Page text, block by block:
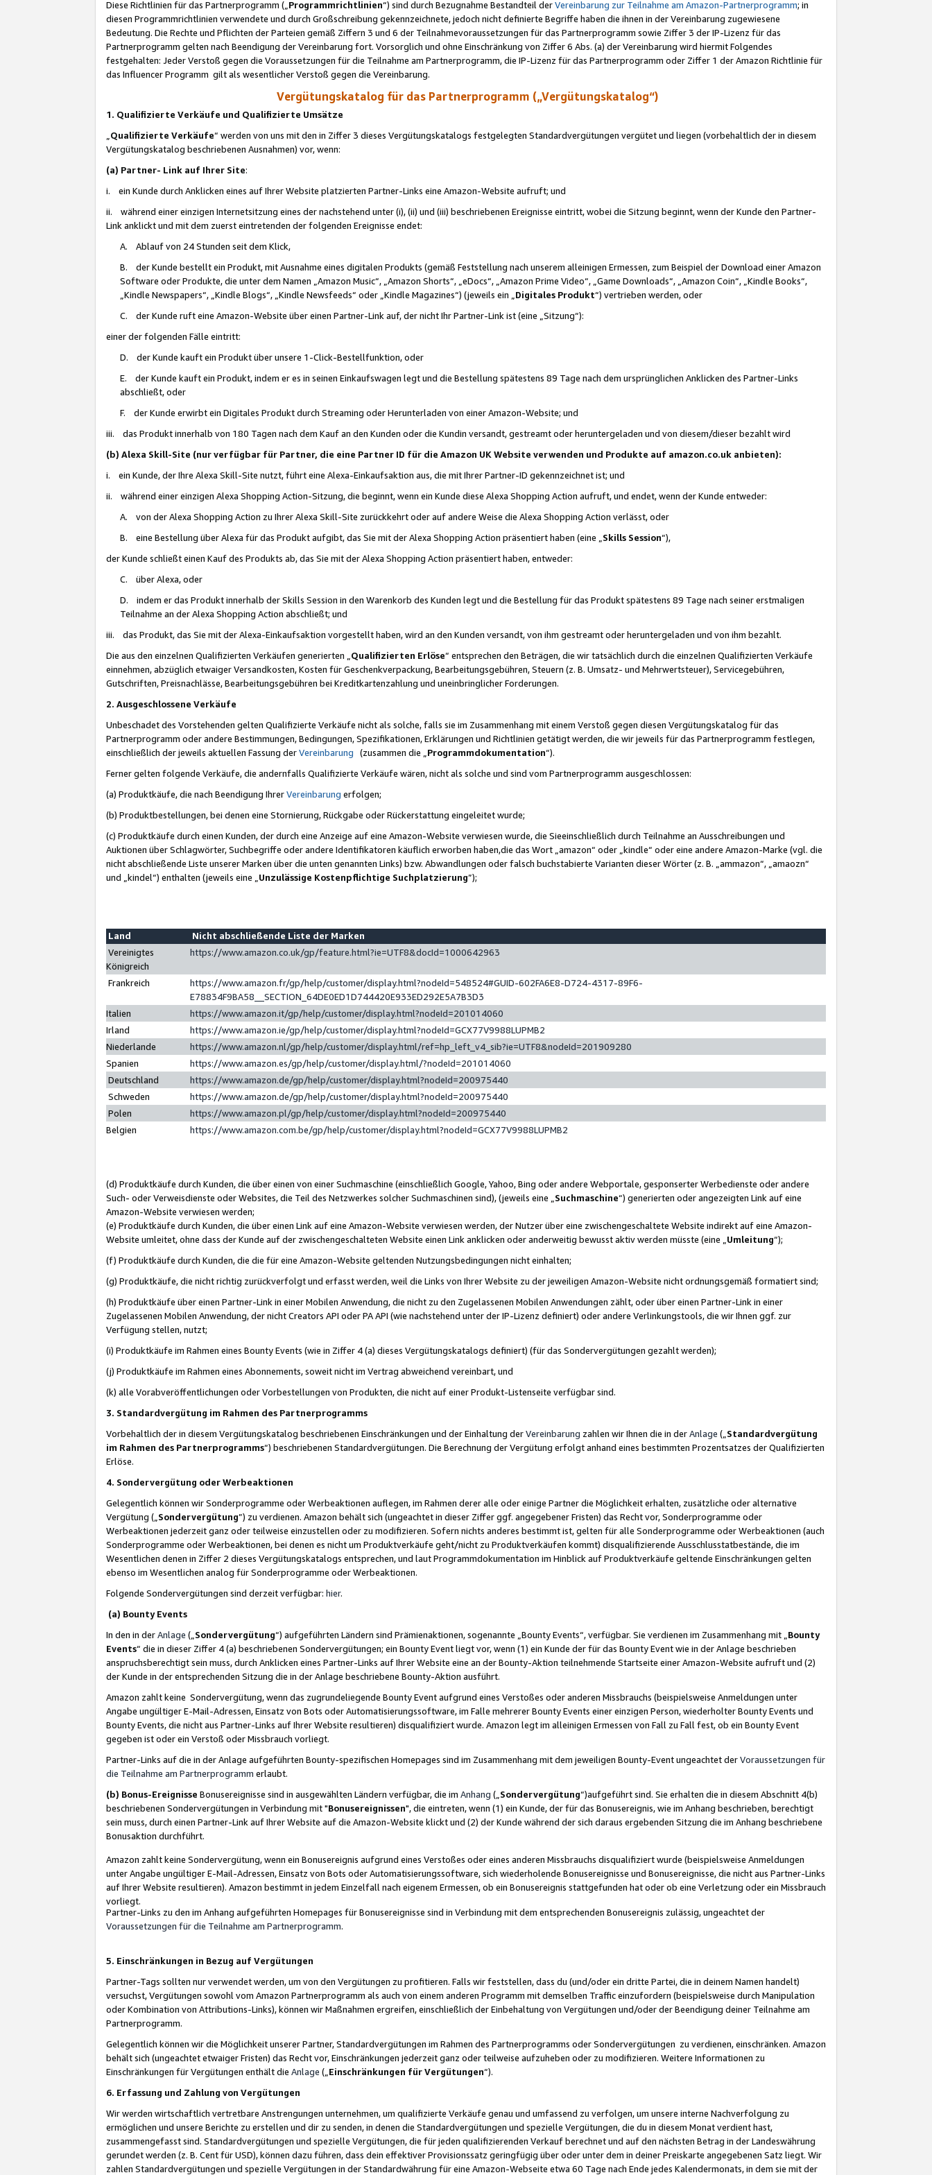
Diese Richtlinien für das Partnerprogramm („Programmrichtlinien“) sind durch Bezugnahme Bestandteil derVereinbarung zur Teilnahme am Amazon-Partnerprogramm; in
diesen Programmrichtlinien verwendete und durch Großschreibung gekennzeichnete, jedoch nicht definierte Begriffe haben die ihnen in der Vereinbarung zugewiesene
Bedeutung. Die Rechte und Pflichten der Parteien gemäß Ziffern 3 und 6 der Teilnahmevoraussetzungen für das Partnerprogramm sowie Ziffer 3 der IP-Lizenz für das
Partnerprogramm gelten nach Beendigung der Vereinbarung fort. Vorsorglich und ohne Einschränkung von Ziffer 6 Abs. (a) der Vereinbarung wird hiermit Folgendes
festgehalten: Jeder Verstoß gegen die Voraussetzungen für die Teilnahme am Partnerprogramm, die IP-Lizenz für das Partnerprogramm oder Ziffer 1 der Amazon Richtlinie für
das Influencer Programm gilt als wesentlicher Verstoß gegen die Vereinbarung.
Vergütungskatalog für das Partnerprogramm („Vergütungskatalog“)
1. Qualifizierte Verkäufe und Qualifizierte Umsätze
Qualifizierte Verkäufe“ werden von uns mit den in Ziffer 3 dieses Vergütungskatalogs festgelegten Standardvergütungen vergütet und liegen (vorbehaltlich der in diesem
Vergütungskatalog beschriebenen Ausnahmen) vor, wenn:
(a) Partner- Link auf Ihrer Site:
i. ein Kunde durch Anklicken eines auf Ihrer Website platzierten Partner-Links eine Amazon-Website aufruft; und
ii. während einer einzigen Internetsitzung eines der nachstehend unter (i), (ii) und (iii) beschriebenen Ereignisse eintritt, wobei die Sitzung beginnt, wenn der Kunde den Partner-
Link anklickt und mit dem zuerst eintretenden der folgenden Ereignisse endet:
A. Ablauf von 24 Stunden seit dem Klick,
B. der Kunde bestellt ein Produkt, mit Ausnahme eines digitalen Produkts (gemäß Feststellung nach unserem alleinigen Ermessen, zum Beispiel der Download einer Amazon
Software oder Produkte, die unter dem Namen „Amazon Music“, „Amazon Shorts“, „eDocs“, „Amazon Prime Video“, „Game Downloads“, „Amazon Coin“, „Kindle Books“,
„Kindle Newspapers“, „Kindle Blogs“, „Kindle Newsfeeds“ oder „Kindle Magazines“) (jeweils ein „ Digitales Produkt“) vertrieben werden, oder
C. der Kunde ruft eine Amazon-Website über einen Partner-Link auf, der nicht Ihr Partner-Link ist (eine „Sitzung“):
einer der folgenden Fälle eintritt:
D. der Kunde kauft ein Produkt über unsere 1-Click-Bestellfunktion, oder
E. der Kunde kauft ein Produkt, indem er es in seinen Einkaufswagen legt und die Bestellung spätestens 89 Tage nach dem ursprünglichen Anklicken des Partner-Links
abschließt, oder
F. der Kunde erwirbt ein Digitales Produkt durch Streaming oder Herunterladen von einer Amazon-Website; und
iii. das Produkt innerhalb von 180 Tagen nach dem Kauf an den Kunden oder die Kundin versandt, gestreamt oder heruntergeladen und von diesem/dieser bezahlt wird
(b) Alexa Skill-Site (nur verfügbar für Partner, die eine Partner ID für die Amazon UK Website verwenden und Produkte auf amazon.co.uk anbieten):
i. ein Kunde, der Ihre Alexa Skill-Site nutzt, führt eine Alexa-Einkaufsaktion aus, die mit Ihrer Partner-ID gekennzeichnet ist; und
ii. während einer einzigen Alexa Shopping Action-Sitzung, die beginnt, wenn ein Kunde diese Alexa Shopping Action aufruft, und endet, wenn der Kunde entweder:
A. von der Alexa Shopping Action zu Ihrer Alexa Skill-Site zurückkehrt oder auf andere Weise die Alexa Shopping Action verlässt, oder
B. eine Bestellung über Alexa für das Produkt aufgibt, das Sie mit der Alexa Shopping Action präsentiert haben (eine „ Skills Session“),
der Kunde schließt einen Kauf des Produkts ab, das Sie mit der Alexa Shopping Action präsentiert haben, entweder:
C. über Alexa, oder
D. indem er das Produkt innerhalb der Skills Session in den Warenkorb des Kunden legt und die Bestellung für das Produkt spätestens 89 Tage nach seiner erstmaligen
Teilnahme an der Alexa Shopping Action abschließt; und
iii. das Produkt, das Sie mit der Alexa-Einkaufsaktion vorgestellt haben, wird an den Kunden versandt, von ihm gestreamt oder heruntergeladen und von ihm bezahlt.
Die aus den einzelnen Qualifizierten Verkäufen generierten „ Qualifizierten Erlöse“ entsprechen den Beträgen, die wir tatsächlich durch die einzelnen Qualifizierten Verkäufe
einnehmen, abzüglich etwaiger Versandkosten, Kosten für Geschenkverpackung, Bearbeitungsgebühren, Steuern (z. B. Umsatz- und Mehrwertsteuer), Servicegebühren,
Gutschriften, Preisnachlässe, Bearbeitungsgebühren bei Kreditkartenzahlung und uneinbringlicher Forderungen.
2. Ausgeschlossene Verkäufe
Unbeschadet des Vorstehenden gelten Qualifizierte Verkäufe nicht als solche, falls sie im Zusammenhang mit einem Verstoß gegen diesen Vergütungskatalog für das
Partnerprogramm oder andere Bestimmungen, Bedingungen, Spezifikationen, Erklärungen und Richtlinien getätigt werden, die wir jeweils für das Partnerprogramm festlegen,
einschließlich der jeweils aktuellen Fassung derVereinbarung (zusammen die „ Programmdokumentation“).
Ferner gelten folgende Verkäufe, die andernfalls Qualifizierte Verkäufe wären, nicht als solche und sind vom Partnerprogramm ausgeschlossen:
(a) Produktkäufe, die nach Beendigung IhrerVereinbarung erfolgen;
(b) Produktbestellungen, bei denen eine Stornierung, Rückgabe oder Rückerstattung eingeleitet wurde;
(c) Produktkäufe durch einen Kunden, der durch eine Anzeige auf eine Amazon-Website verwiesen wurde, die Sieeinschließlich durch Teilnahme an Ausschreibungen und
Auktionen über Schlagwörter, Suchbegriffe oder andere Identifikatoren käuflich erworben haben,die das Wort „amazon“ oder „kindle“ oder eine andere Amazon-Marke (vgl. die
nicht abschließende Liste unserer Marken über die unten genannten Links) bzw. Abwandlungen oder falsch buchstabierte Varianten dieser Wörter (z. B. „ammazon“, „amaozn“
und „kindel“) enthalten (jeweils eine „ Unzulässige Kostenpflichtige Suchplatzierung”);
Land
Nicht abschließende Liste der Marken
Vereinigtes
Königreich
https://www.amazon.co.uk/gp/feature.html?ie=UTF8&docId=1000642963
Frankreich
https://www.amazon.fr/gp/help/customer/display.html?nodeId=548524#GUID-602FA6E8-D724-4317-89F6-
E78834F9BA58__SECTION_64DE0ED1D744420E933ED292E5A7B3D3
Italien
https://www.amazon.it/gp/help/customer/display.html?nodeId=201014060
Irland
https://www.amazon.ie/gp/help/customer/display.html?nodeId=GCX77V9988LUPMB2
Niederlande
https://www.amazon.nl/gp/help/customer/display.html/ref=hp_left_v4_sib?ie=UTF8&nodeId=201909280
Spanien
https://www.amazon.es/gp/help/customer/display.html/?nodeId=201014060
Deutschland
https://www.amazon.de/gp/help/customer/display.html?nodeId=200975440
Schweden
https://www.amazon.de/gp/help/customer/display.html?nodeId=200975440
Polen
https://www.amazon.pl/gp/help/customer/display.html?nodeId=200975440
Belgien
https://www.amazon.com.be/gp/help/customer/display.html?nodeId=GCX77V9988LUPMB2
(d) Produktkäufe durch Kunden, die über einen von einer Suchmaschine (einschließlich Google, Yahoo, Bing oder andere Webportale, gesponserter Werbedienste oder andere
Such- oder Verweisdienste oder Websites, die Teil des Netzwerkes solcher Suchmaschinen sind), (jeweils eine „ Suchmaschine“) generierten oder angezeigten Link auf eine
Amazon-Website verwiesen werden;
(e) Produktkäufe durch Kunden, die über einen Link auf eine Amazon-Website verwiesen werden, der Nutzer über eine zwischengeschaltete Website indirekt auf eine Amazon-
Website umleitet, ohne dass der Kunde auf der zwischengeschalteten Website einen Link anklicken oder anderweitig bewusst aktiv werden müsste (eine „ Umleitung“);
(f) Produktkäufe durch Kunden, die die für eine Amazon-Website geltenden Nutzungsbedingungen nicht einhalten;
(g) Produktkäufe, die nicht richtig zurückverfolgt und erfasst werden, weil die Links von Ihrer Website zu der jeweiligen Amazon-Website nicht ordnungsgemäß formatiert sind;
(h) Produktkäufe über einen Partner-Link in einer Mobilen Anwendung, die nicht zu den Zugelassenen Mobilen Anwendungen zählt, oder über einen Partner-Link in einer
Zugelassenen Mobilen Anwendung, der nicht Creators API oder PA API (wie nachstehend unter der IP-Lizenz definiert) oder andere Verlinkungstools, die wir Ihnen ggf. zur
Verfügung stellen, nutzt;
(i) Produktkäufe im Rahmen eines Bounty Events (wie in Ziffer 4 (a) dieses Vergütungskatalogs definiert) (für das Sondervergütungen gezahlt werden);
(j) Produktkäufe im Rahmen eines Abonnements, soweit nicht im Vertrag abweichend vereinbart, und
(k) alle Vorabveröffentlichungen oder Vorbestellungen von Produkten, die nicht auf einer Produkt-Listenseite verfügbar sind.
3. Standardvergütung im Rahmen des Partnerprogramms
Vorbehaltlich der in diesem Vergütungskatalog beschriebenen Einschränkungen und der Einhaltung derVereinbarung zahlen wir Ihnen die in derAnlage („ Standardvergütung
im Rahmen des Partnerprogramms“) beschriebenen Standardvergütungen. Die Berechnung der Vergütung erfolgt anhand eines bestimmten Prozentsatzes der Qualifizierten
Erlöse.
4. Sondervergütung oder Werbeaktionen
Gelegentlich können wir Sonderprogramme oder Werbeaktionen auflegen, im Rahmen derer alle oder einige Partner die Möglichkeit erhalten, zusätzliche oder alternative
Vergütung („ Sondervergütung”) zu verdienen. Amazon behält sich (ungeachtet in dieser Ziffer ggf. angegebener Fristen) das Recht vor, Sonderprogramme oder
Werbeaktionen jederzeit ganz oder teilweise einzustellen oder zu modifizieren. Sofern nichts anderes bestimmt ist, gelten für alle Sonderprogramme oder Werbeaktionen (auch
Sonderprogramme oder Werbeaktionen, bei denen es nicht um Produktverkäufe geht/nicht zu Produktverkäufen kommt) disqualifizierende Ausschlusstatbestände, die im
Wesentlichen denen in Ziffer 2 dieses Vergütungskatalogs entsprechen, und laut Programmdokumentation im Hinblick auf Produktverkäufe geltende Einschränkungen gelten
ebenso im Wesentlichen analog für Sonderprogramme oder Werbeaktionen.
Folgende Sondervergütungen sind derzeit verfügbar: hier.
(a) Bounty Events
In den in derAnlage („ Sondervergütung“) aufgeführten Ländern sind Prämienaktionen, sogenannte „Bounty Events“, verfügbar. Sie verdienen im Zusammenhang mit „ Bounty
Events“ die in dieser Ziffer 4 (a) beschriebenen Sondervergütungen; ein Bounty Event liegt vor, wenn (1) ein Kunde der für das Bounty Event wie in der Anlage beschrieben
anspruchsberechtigt sein muss, durch Anklicken eines Partner-Links auf Ihrer Website eine an der Bounty-Aktion teilnehmende Startseite einer Amazon-Website aufruft und (2)
der Kunde in der entsprechenden Sitzung die in der Anlage beschriebene Bounty-Aktion ausführt.
Amazon zahlt keine Sondervergütung, wenn das zugrundeliegende Bounty Event aufgrund eines Verstoßes oder anderen Missbrauchs (beispielsweise Anmeldungen unter
Angabe ungültiger E-Mail-Adressen, Einsatz von Bots oder Automatisierungssoftware, im Falle mehrerer Bounty Events einer einzigen Person, wiederholter Bounty Events und
Bounty Events, die nicht aus Partner-Links auf Ihrer Website resultieren) disqualifiziert wurde. Amazon legt im alleinigen Ermessen von Fall zu Fall fest, ob ein Bounty Event
gegeben ist oder ein Verstoß oder Missbrauch vorliegt.
Partner-Links auf die in der Anlage aufgeführten Bounty-spezifischen Homepages sind im Zusammenhang mit dem jeweiligen Bounty-Event ungeachtet derVoraussetzungen für
die Teilnahme am Partnerprogramm erlaubt.
(b) Bonus-Ereignisse Bonusereignisse sind in ausgewählten Ländern verfügbar, die im Anhang („ Sondervergütung“)aufgeführt sind. Sie erhalten die in diesem Abschnitt 4(b)
beschriebenen Sondervergütungen in Verbindung mit "Bonusereignissen", die eintreten, wenn (1) ein Kunde, der für das Bonusereignis, wie im Anhang beschrieben, berechtigt
sein muss, durch einen Partner-Link auf Ihrer Website auf die Amazon-Website klickt und (2) der Kunde während der sich daraus ergebenden Sitzung die im Anhang beschriebene
Bonusaktion durchführt.
Amazon zahlt keine Sondervergütung, wenn ein Bonusereignis aufgrund eines Verstoßes oder eines anderen Missbrauchs disqualifiziert wurde (beispielsweise Anmeldungen
unter Angabe ungültiger E-Mail-Adressen, Einsatz von Bots oder Automatisierungssoftware, sich wiederholende Bonusereignisse und Bonusereignisse, die nicht aus Partner-Links
auf Ihrer Website resultieren). Amazon bestimmt in jedem Einzelfall nach eigenem Ermessen, ob ein Bonusereignis stattgefunden hat oder ob eine Verletzung oder ein Missbrauch
vorliegt.
Partner-Links zu den im Anhang aufgeführten Homepages für Bonusereignisse sind in Verbindung mit dem entsprechenden Bonusereignis zulässig, ungeachtet der
Voraussetzungen für die Teilnahme am Partnerprogramm.
5. Einschränkungen in Bezug auf Vergütungen
Partner-Tags sollten nur verwendet werden, um von den Vergütungen zu profitieren. Falls wir feststellen, dass du (und/oder ein dritte Partei, die in deinem Namen handelt)
versuchst, Vergütungen sowohl vom Amazon Partnerprogramm als auch von einem anderen Programm mit demselben Traffic einzufordern (beispielsweise durch Manipulation
oder Kombination von Attributions-Links), können wir Maßnahmen ergreifen, einschließlich der Einbehaltung von Vergütungen und/oder der Beendigung deiner Teilnahme am
Partnerprogramm.
Gelegentlich können wir die Möglichkeit unserer Partner, Standardvergütungen im Rahmen des Partnerprogramms oder Sondervergütungen zu verdienen, einschränken. Amazon
behält sich (ungeachtet etwaiger Fristen) das Recht vor, Einschränkungen jederzeit ganz oder teilweise aufzuheben oder zu modifizieren. Weitere Informationen zu
Einschränkungen für Vergütungen enthält die Anlage („ Einschränkungen für Vergütungen“).
6. Erfassung und Zahlung von Vergütungen
Wir werden wirtschaftlich vertretbare Anstrengungen unternehmen, um qualifizierte Verkäufe genau und umfassend zu verfolgen, um unsere interne Nachverfolgung zu
ermöglichen und unsere Berichte zu erstellen und dir zu senden, in denen die Standardvergütungen und spezielle Vergütungen, die du in diesem Monat verdient hast,
zusammengefasst sind. Standardvergütungen und spezielle Vergütungen, die für jeden qualifizierenden Verkauf berechnet und auf den nächsten Betrag in der Landeswährung
gerundet werden (z. B. Cent für USD), können dazu führen, dass dein effektiver Provisionssatz geringfügig über oder unter dem in deiner Preiskarte angegebenen Satz liegt. Wir
zahlen Standardvergütungen und spezielle Vergütungen in der Standardwährung für eine Amazon-Webseite etwa 60 Tage nach Ende jedes Kalendermonats, in dem sie mit der